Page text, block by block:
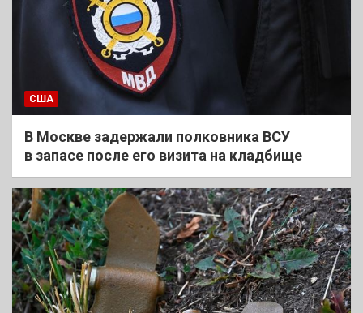
США
В Москве задержали полковника ВСУ
в запасе после его визита на кладбище